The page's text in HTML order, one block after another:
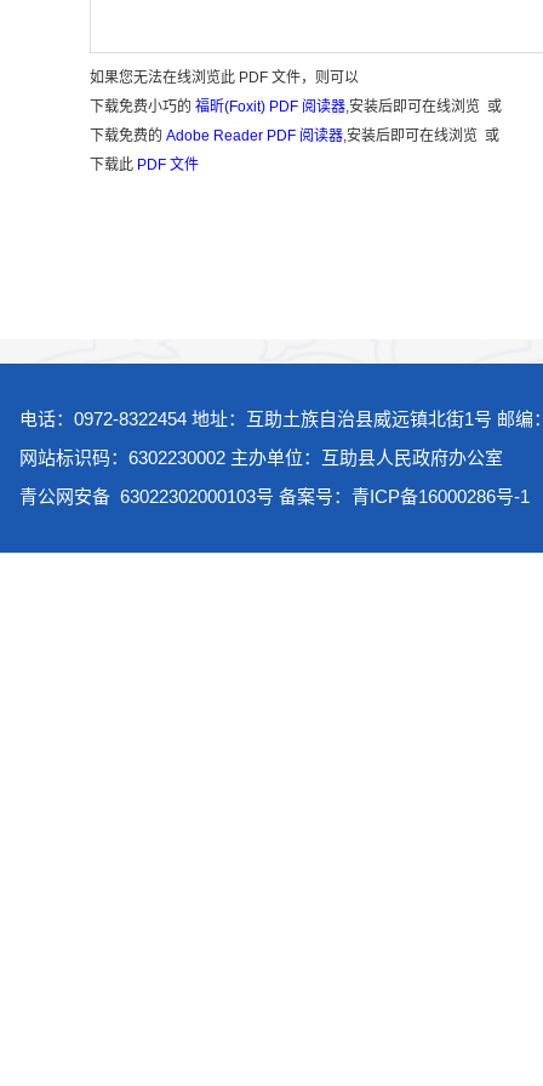
如果您无法在线浏览此 PDF 文件，则可以
下载免费小巧的福昕(Foxit) PDF 阅读器,安装后即可在线浏览 或
下载免费的Adobe Reader PDF 阅读器,安装后即可在线浏览 或
下载此 PDF 文件
电话：0972-8322454 地址：互助土族自治县威远镇北街1号 邮编
网站标识码：6302230002 主办单位：互助县人民政府办公室
青公网安备 63022302000103号 备案号： 青ICP备16000286号-1